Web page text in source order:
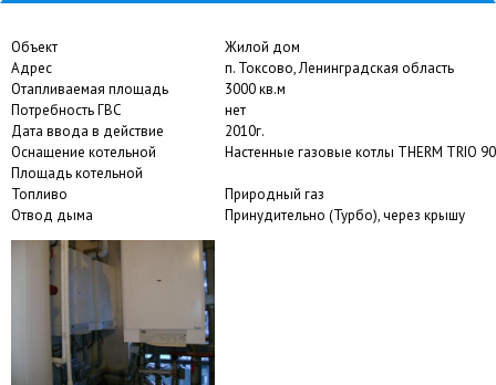
ДОМА
Объект
Жилой дом
Адрес
п. Токсово, Ленинградская область
Отапливаемая площадь
3000 кв.м
Потребность ГВС
нет
Дата ввода в действие
2010г.
Оснащение котельной
Настенные газовые котлы THERM TRIO
Площадь котельной
Топливо
Природный газ
Отвод дыма
Принудительно (Турбо), через крышу